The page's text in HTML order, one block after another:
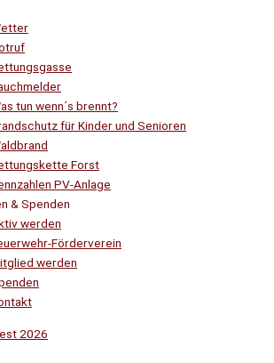
tun wenn´s brennt?
für Kinder und Senioren
Forst
PV-Anlage
& Spenden
werden
Förderverein
werden
2026